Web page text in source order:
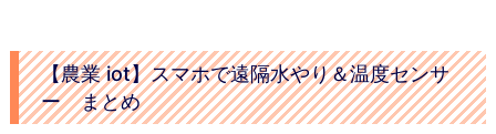
【農業 iot】スマホで遠隔水やり＆温度センサ
ー まとめ